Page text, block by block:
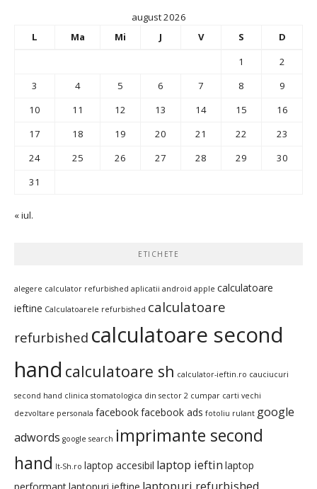
august 2026
L
Ma Mi J V S
D
1
2
3
4 5 6 7 8
9
10
11 12 13 14 15
16
17
18 19 20 21 22
23
24
25 26 27 28 29
30
31
« iul.
ETICHETE
alegere calculator refurbished aplicatii android apple calculatoare
ieftine Calculatoarele refurbished calculatoare
refurbished calculatoare second
hand calculatoare sh calculator-ieftin.ro cauciucuri
second hand clinica stomatologica din sector 2 cumpar carti vechi
dezvoltare personala facebookfacebook ads fotoliu rulant google
adwords google search imprimante second
hand It-Sh.ro laptop accesibil laptop ieftin laptop